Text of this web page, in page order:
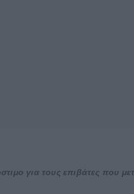
για τους επιβάτες που